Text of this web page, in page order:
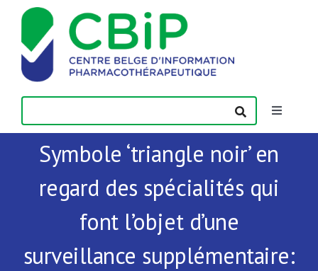
Passer
contenu
Toggle
Actualités
Publications
Symbole ‘triangle noir’ en
regard des spécialités qui
font l’objet d’une
surveillance supplémentaire: